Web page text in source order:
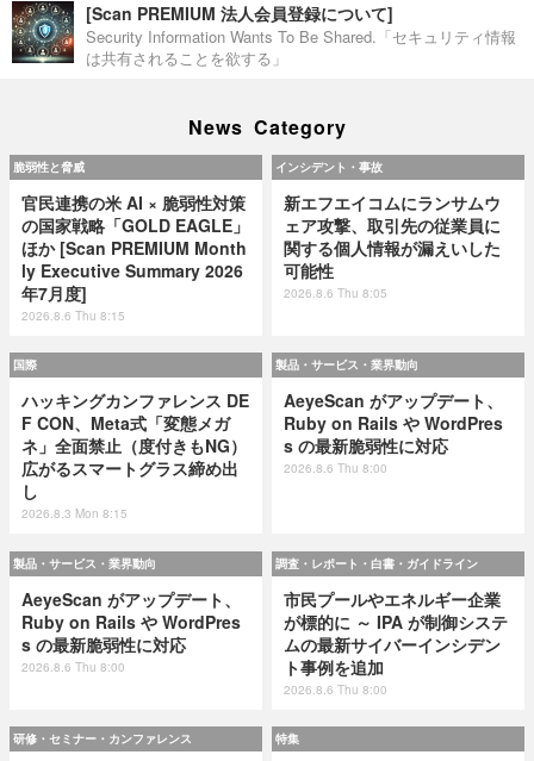
[Scan PREMIUM 法人会員登録について]
Security Information Wants To Be Shared.「セキュリティ情報
は共有されることを欲する」
News Category
脆弱性と脅威
官民連携の米 AI × 脆弱性対策
の国家戦略「GOLD EAGLE」
ほか [Scan PREMIUM Month
ly Executive Summary 2026
年7月度]
2026.8.6 Thu 8:15
インシデント・事故
新エフエイコムにランサムウ
ェア攻撃、取引先の従業員に
関する個人情報が漏えいした
可能性
2026.8.6 Thu 8:05
国際
ハッキングカンファレンス DE
F CON、Meta式「変態メガ
ネ」全面禁止（度付きもNG）
広がるスマートグラス締め出
し
2026.8.3 Mon 8:15
製品・サービス・業界動向
AeyeScan がアップデート、
Ruby on Rails や WordPres
s の最新脆弱性に対応
2026.8.6 Thu 8:00
製品・サービス・業界動向
AeyeScan がアップデート、
Ruby on Rails や WordPres
s の最新脆弱性に対応
2026.8.6 Thu 8:00
調査・レポート・白書・ガイドライン
市民プールやエネルギー企業
が標的に ～ IPA が制御システ
ムの最新サイバーインシデン
ト事例を追加
2026.8.6 Thu 8:00
研修・セミナー・カンファレンス 特集